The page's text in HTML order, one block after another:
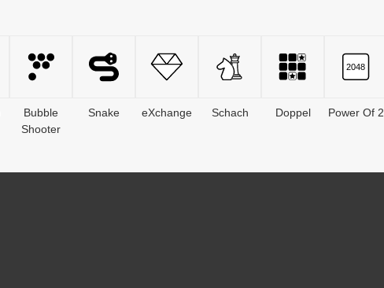
Bubble
Shooter
Snake eXchange Schach Doppel Power Of 2